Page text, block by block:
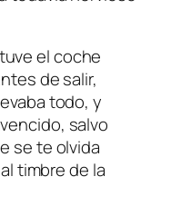
el coche
de salir,
todo, y
salvo
se te olvida
timbre de la